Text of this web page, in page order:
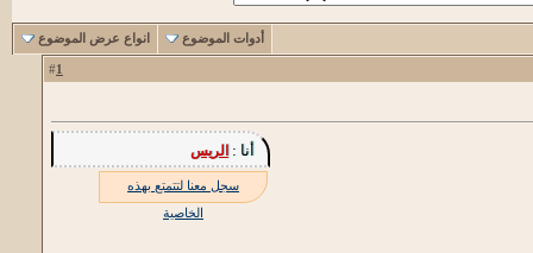
أدوات الموضوع انواع عرض الموضوع
1
أنا : الريس
سجل معنا لتتمتع بهذه
الخاصية